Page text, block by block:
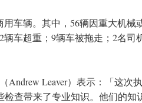
用车辆。其中，56辆因重大机械
车超重；9辆车被拖走；2名司
Andrew Leaver）表示：「这次
检查带来了专业知识。他们的知